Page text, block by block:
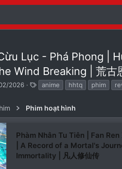
Lục - Phá Phong |
Wind Breaking | 荒古
2026
ừ
h
ó
anime hhtq phim
Phim hoạt hình
Phàm Nhân Tu Tiên | Fan
| A Record of a Mortal's
Immortality | 凡人修仙传